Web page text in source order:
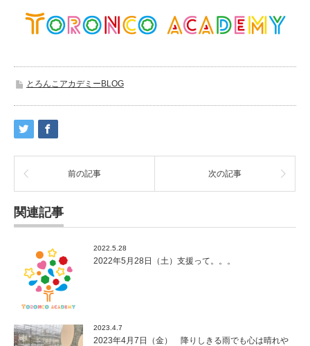
とろんこアカデミーBLOG
前の記事 次の記事
関連記事
2022.5.28
2022年5月28日（土）支援って。。。
2023.4.7
2023年4月7日（金） 降りしきる雨でも心は晴れや